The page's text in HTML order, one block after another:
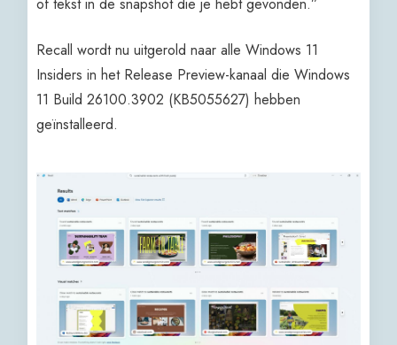
Recall wordt nu uitgerold naar alle Windows 11
Insiders in het Release Preview-kanaal die Windows
11 Build 26100.3902 (KB5055627) hebben
geïnstalleerd.